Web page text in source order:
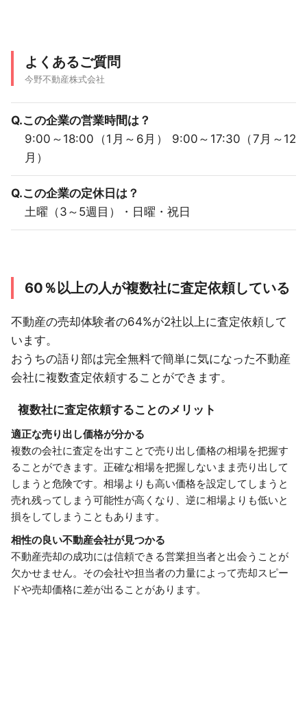
よくあるご質問
今野不動産株式会社
Q.この企業の営業時間は？
9:00～18:00（1月～6月） 9:00～17:30（7月～12
月）
Q.この企業の定休日は？
土曜（3～5週目）・日曜・祝日
60％以上の人が複数社に査定依頼している
不動産の売却体験者の64%が2社以上に査定依頼して
います。
おうちの語り部は完全無料で簡単に気になった不動産
会社に複数査定依頼することができます。
複数社に査定依頼することのメリット
適正な売り出し価格が分かる
複数の会社に査定を出すことで売り出し価格の相場を把握す
ることができます。正確な相場を把握しないまま売り出して
しまうと危険です。相場よりも高い価格を設定してしまうと
売れ残ってしまう可能性が高くなり、逆に相場よりも低いと
損をしてしまうこともあります。
相性の良い不動産会社が見つかる
不動産売却の成功には信頼できる営業担当者と出会うことが
欠かせません。その会社や担当者の力量によって売却スピー
ドや売却価格に差が出ることがあります。